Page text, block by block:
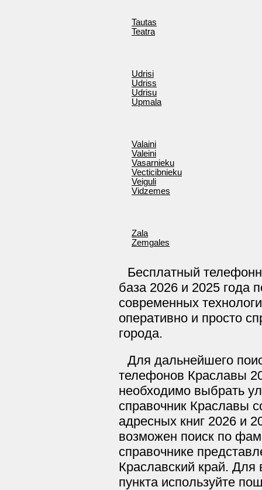
Tautas
Teatra
Udrisi
Udriss
Udrisu
Upmala
Valaini
Valeini
Vasarnieku
Vecticibnieku
Veiguli
Vidzemes
Zala
Zemgales
Бесплатный
база 2026 и 2025 года
современных
оперативно и просто
города.
Для дальнейшего
телефонов Краславы
необходимо выбрать
справочник Краславы
адресных книг 2026 и
возможен поиск по
справочнике
Краславский край. Для
пункта используйте